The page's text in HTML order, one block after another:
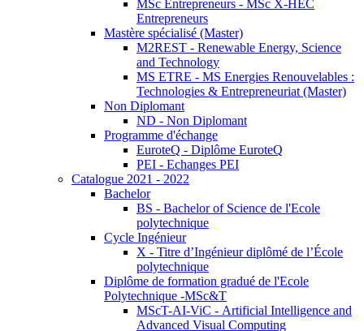
MSc Entrepreneurs - MSc X-HEC
Entrepreneurs
Mastère spécialisé (Master)
M2REST - Renewable Energy, Science
and Technology
MS ETRE - MS Energies Renouvelables :
Technologies & Entrepreneuriat (Master)
Non Diplomant
ND - Non Diplomant
Programme d'échange
EuroteQ - Diplôme EuroteQ
PEI - Echanges PEI
Catalogue 2021 - 2022
Bachelor
BS - Bachelor of Science de l'Ecole
polytechnique
Cycle Ingénieur
X - Titre d’Ingénieur diplômé de l’École
polytechnique
Diplôme de formation gradué de l'Ecole
Polytechnique -MSc&T
MScT-AI-ViC - Artificial Intelligence and
Advanced Visual Computing